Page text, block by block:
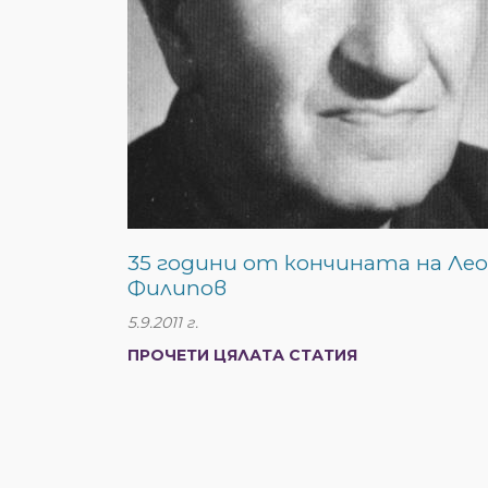
35 години от кончината на
Филипов
5.9.2011 г.
ПРОЧЕТИ ЦЯЛАТА СТАТИЯ